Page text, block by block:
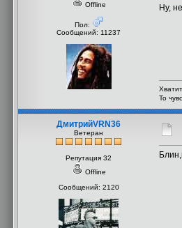
Offline
Пол:
Сообщений: 11237
Ну,
То
ДмитрийVRN36
Ветеран
Репутация 32
Offline
Сообщений: 2120